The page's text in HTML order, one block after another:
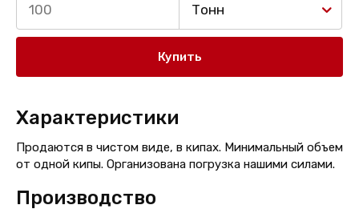
Тонн
Купить
Характеристики
Продаются в чистом виде, в кипах. Минимальный объем
от одной кипы. Организована погрузка нашими силами.
Производство